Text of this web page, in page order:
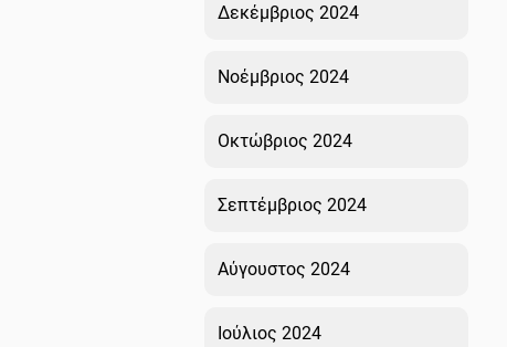
Δεκέμβριος 2024
Νοέμβριος 2024
Οκτώβριος 2024
Σεπτέμβριος 2024
Αύγουστος 2024
Ιούλιος 2024